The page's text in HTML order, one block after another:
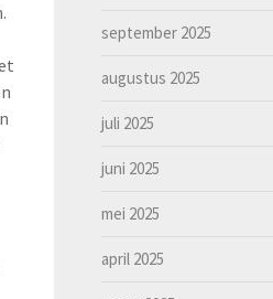
september 2025
augustus 2025
juli 2025
juni 2025
mei 2025
april 2025